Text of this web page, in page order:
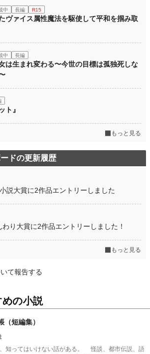
中 長編 R15
ヴァイス属性魔法を駆使して平和を掴み取
中 長編
は生まれ変わる〜今世の目標は孤独死しな
ト』
もっと見る
ドの更新履歴
説大賞に2作品エントリーしました
り大賞に2作品エントリーしました！
もっと見る
て報告する
の小説
（短編集）
知ってはいけない話がある。 怪談、都市伝説、語